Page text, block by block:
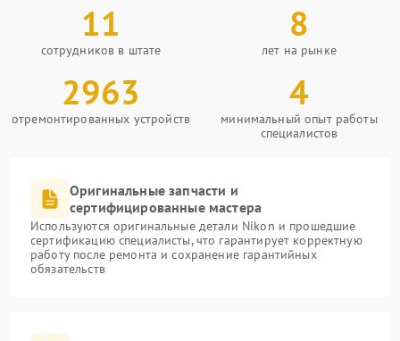
11
сотрудников в штате
8
лет на рынке
2963
отремонтированных устройств
4
минимальный опыт работы
специалистов
Оригинальные запчасти и
сертифицированные мастера
Используются оригинальные детали Nikon и прошедшие
сертификацию специалисты, что гарантирует корректную
работу после ремонта и сохранение гарантийных
обязательств